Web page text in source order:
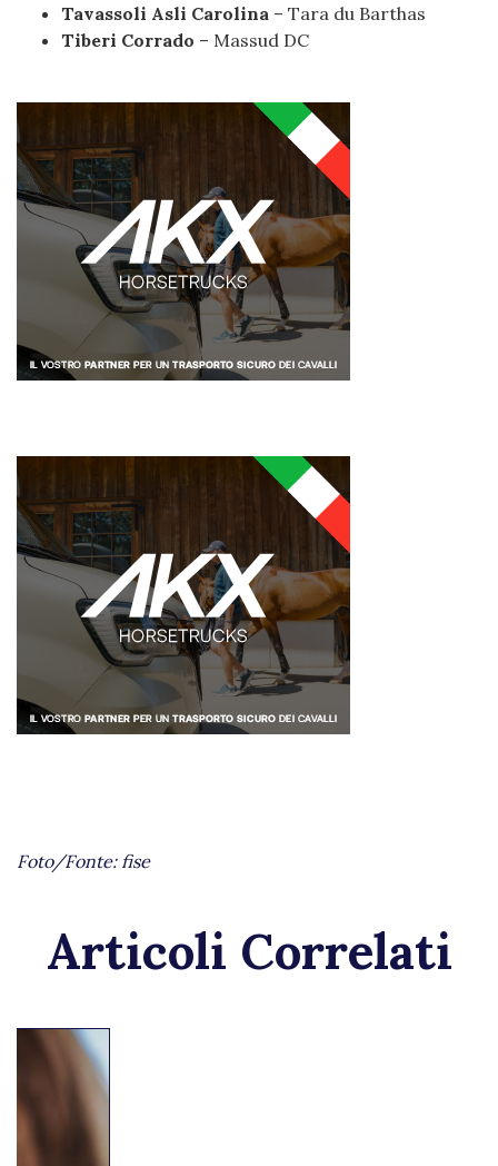
Tavassoli Asli Carolina – Tara du Barthas
Tiberi Corrado – Massud DC
Foto/Fonte: fise
Articoli Correlati